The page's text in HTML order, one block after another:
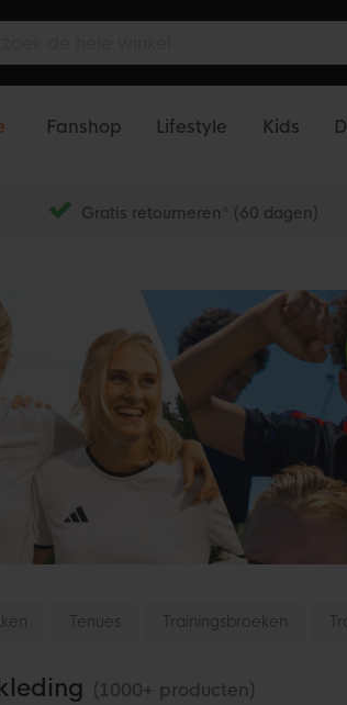
Fanshop Lifestyle Kids
Gratis retourneren* (60 dagen)
Tenues Trainingsbroeken
(1000+ producten)